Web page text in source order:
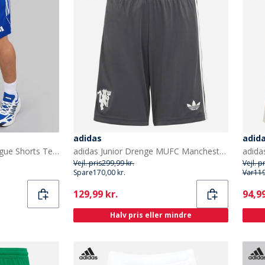
adidas Herre Tiro 23 League Shorts Team Royal Blue/Hvid
adidas
adidas Junior Drenge MUFC Manchester United 24/2 Tredje shorts Carbon
Vejl. pris299,99 kr.
Spare170,00 kr.
Current
129,99 kr.
Halv pris eller mindre
Vejl.
Var